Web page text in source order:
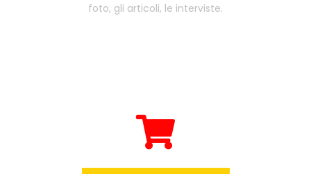
foto, gli articoli, le interviste.